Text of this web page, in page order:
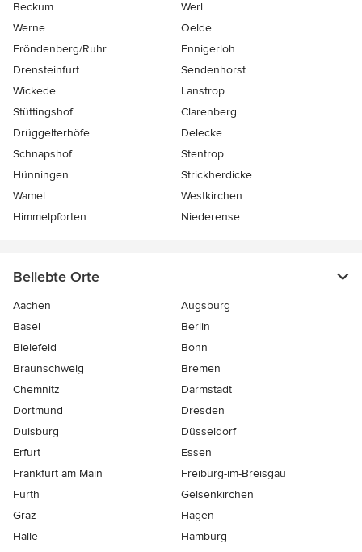
Beckum
Werl
Werne
Oelde
Fröndenberg/Ruhr
Ennigerloh
Drensteinfurt
Sendenhorst
Wickede
Lanstrop
Stüttingshof
Clarenberg
Drüggelterhöfe
Delecke
Schnapshof
Stentrop
Hünningen
Strickherdicke
Wamel
Westkirchen
Himmelpforten
Niederense
Beliebte Orte
Aachen
Augsburg
Basel
Berlin
Bielefeld
Bonn
Braunschweig
Bremen
Chemnitz
Darmstadt
Dortmund
Dresden
Duisburg
Düsseldorf
Erfurt
Essen
Frankfurt am Main
Freiburg-im-Breisgau
Fürth
Gelsenkirchen
Graz
Hagen
Halle
Hamburg